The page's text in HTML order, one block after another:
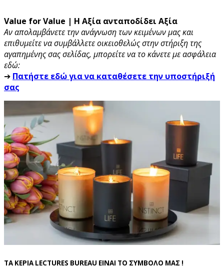
Value for Value | Η Αξία ανταποδίδει Αξία
Αν απολαμβάνετε την ανάγνωση των κειμένων μας και
επιθυμείτε να συμβάλλετε οικειοθελώς στην στήριξη της
αγαπημένης σας σελίδας, μπορείτε να το κάνετε με ασφάλεια
εδώ:
➔ Πατήστε εδώ για να καταθέσετε την υποστήριξή
σας
ΤΑ ΚΕΡΙΑ LECTURES BUREAU ΕΙΝΑΙ ΤΟ ΣΥΜΒΟΛΟ ΜΑΣ !